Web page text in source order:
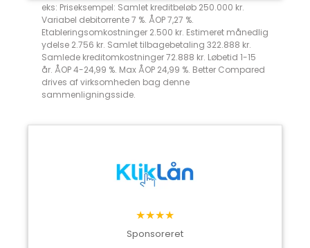
eks: Priseksempel: Samlet kreditbeløb 250.000 kr.
Variabel debitorrente 7 %. ÅOP 7,27 %.
Etableringsomkostninger 2.500 kr. Estimeret månedlig
ydelse 2.756 kr. Samlet tilbagebetaling 322.888 kr.
Samlede kreditomkostninger 72.888 kr. Løbetid 1-15
år. ÅOP 4-24,99 %. Max ÅOP 24,99 %. Better Compared
drives af virksomheden bag denne
sammenligningsside.
★★★★
Sponsoreret